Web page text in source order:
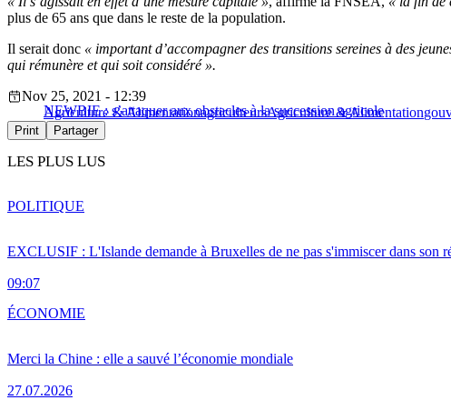
plus de 65 ans que dans le reste de la population.
Il serait donc « important d’accompagner des transitions sereines à des
qui rémunère et qui soit considéré ».
NEWBIE : s’attaquer aux obstacles à la succession agricole
Nov 25, 2021 - 12:39
Agriculture & AlimentationagriculteursAgriculture & Alimentation
Print Partager
LES PLUS LUS
EXCLUSIF : L'Islande demande à Bruxelles de ne pas s'immiscer dans son
09:07
POLITIQUE
Merci la Chine : elle a sauvé l’économie mondiale
27.07.2026
ÉCONOMIE